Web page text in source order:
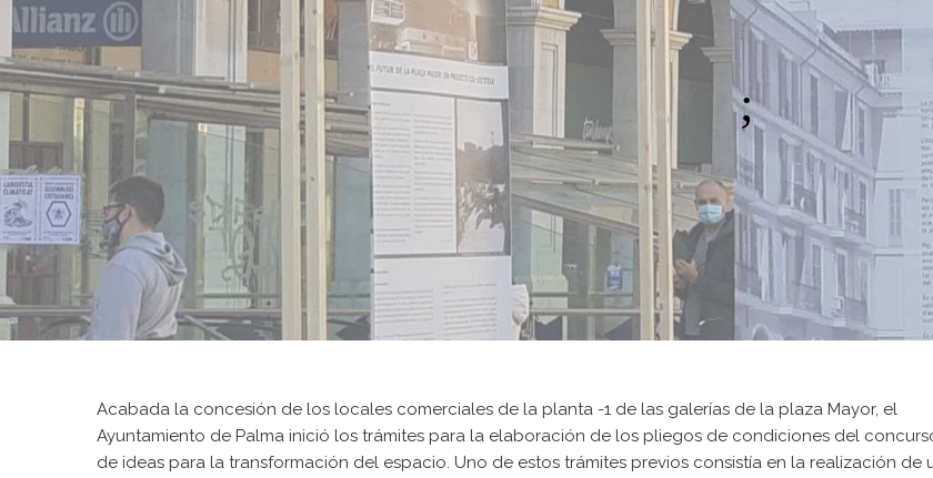
Acabada la concesión de los locales comerciales de la planta -1 de las galerías de la plaza Mayor, el
Ayuntamiento de Palma inició los trámites para la elaboración de los pliegos de condiciones del
de ideas para la transformación del espacio. Uno de estos trámites previos consistía en la realización de